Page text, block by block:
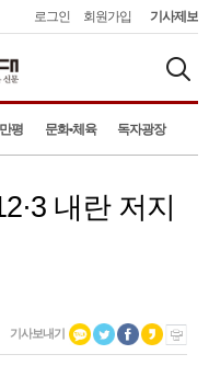
로그인 회원가입 기사제보
평 문화•체육 독자광장
내란 저지
기사보내기